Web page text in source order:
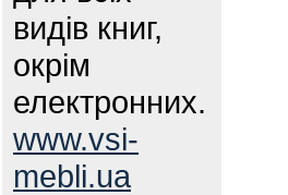
видів книг,
окрім
електронних.
www.vsi-
mebli.ua